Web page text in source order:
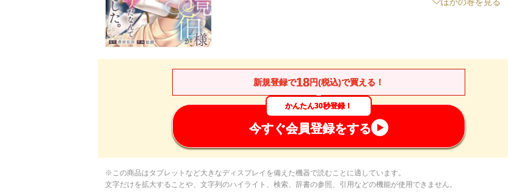
新規登録で18円(税込)で買える！
かんたん30秒登録！
今すぐ会員登録をする
※この商品はタブレットなど大きなディスプレイを備えた機器で読むことに適しています。
文字だけを拡大することや、文字列のハイライト、検索、辞書の参照、引用などの機能が使用できません。